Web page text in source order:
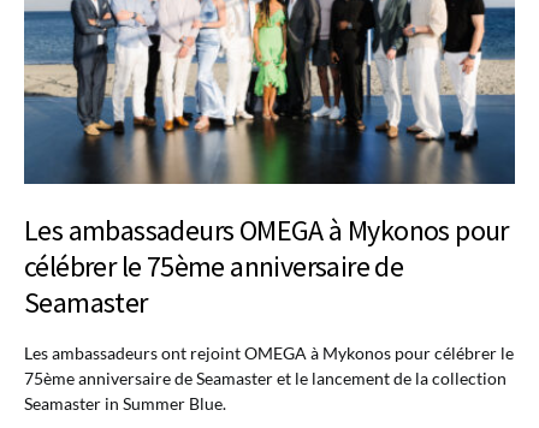
Les ambassadeurs OMEGA à Mykonos pour
célébrer le 75ème anniversaire de
Seamaster
Les ambassadeurs ont rejoint OMEGA à Mykonos pour célébrer le
75ème anniversaire de Seamaster et le lancement de la collection
Seamaster in Summer Blue.